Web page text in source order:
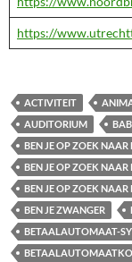
https://
ACTIVITEIT
AUDITORIUM
BEN JE OP ZOEK NAAR
BEN JE OP ZOEK
BEN JE OP ZOEK
BEN JE ZWANGER
BETAALAUTOMAAT-